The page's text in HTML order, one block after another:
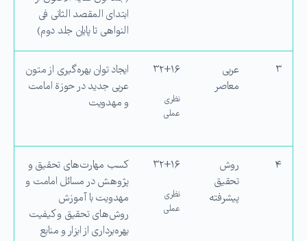
ابتدای المقصد الثانی فی
النواهی تا پایان جلد دوم)
۳
عربی
معاصر
۳۲+۱۶
نظری
عملی
ایجاد توان بهره‌گیری از متون
عربی جدید در حوزة امامت
و مهدویت
۴
روش
تحقیق
پیشرفته
۳۲+۱۶
نظری
عملی
کسب مهارت‌های تحقیق و
پژوهش در مسائل امامت و
مهدویت با آموزش
روش‌های تحقیق و كیفیت
بهره‌برداری از ابزار و منابع